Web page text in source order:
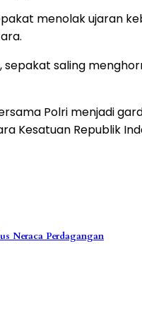
menolak ujaran
sepakat saling
Polri menjadi
Kesatuan Republik
Neraca Perdagangan